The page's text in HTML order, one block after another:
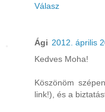
Válasz
Ági 2012. április
Kedves Moha!
Köszönöm
link!), és a